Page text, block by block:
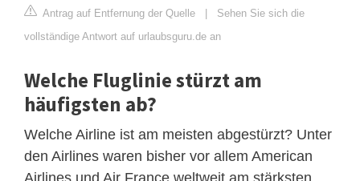
Antrag auf Entfernung der Quelle | Sehen Sie sich die
vollständige Antwort auf urlaubsguru.de an
Welche Fluglinie stürzt am
häufigsten ab?
Welche Airline ist am meisten abgestürzt? Unter
den Airlines waren bisher vor allem American
Airlines und Air France weltweit am stärksten